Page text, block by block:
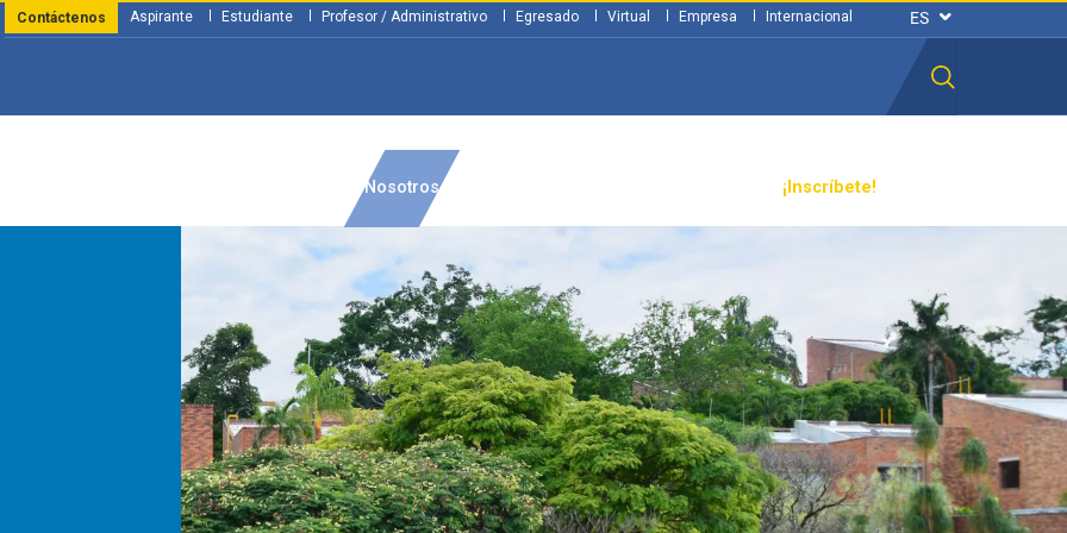
Nosotros ¡Inscríbete!
Aspirante Estudiante Profesor / Administrativo Egresado Virtual Empresa Internacional
Contáctenos